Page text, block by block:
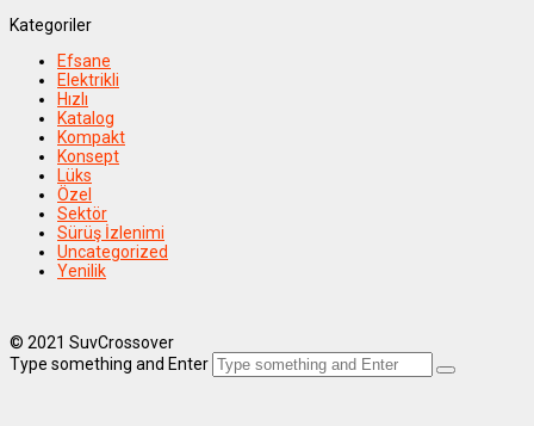
Kategoriler
Efsane
Elektrikli
Hızlı
Katalog
Kompakt
Konsept
Lüks
Özel
Sektör
Sürüş İzlenimi
Uncategorized
Yenilik
© 2021 SuvCrossover
Type something and Enter